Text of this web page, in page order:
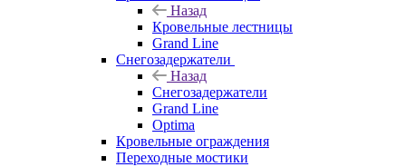
Назад
Кровельные лестницы
Grand Line
Снегозадержатели
Назад
Снегозадержатели
Grand Line
Optima
Кровельные ограждения
Переходные мостики